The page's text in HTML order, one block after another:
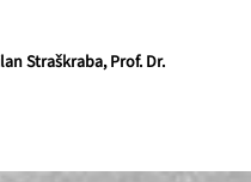
Straškraba, Prof. Dr.